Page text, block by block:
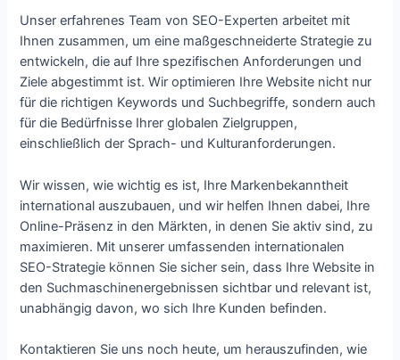
Unser erfahrenes Team von SEO-Experten arbeitet mit
Ihnen zusammen, um eine maßgeschneiderte Strategie zu
entwickeln, die auf Ihre spezifischen Anforderungen und
Ziele abgestimmt ist. Wir optimieren Ihre Website nicht nur
für die richtigen Keywords und Suchbegriffe, sondern auch
für die Bedürfnisse Ihrer globalen Zielgruppen,
einschließlich der Sprach- und Kulturanforderungen.
Wir wissen, wie wichtig es ist, Ihre Markenbekanntheit
international auszubauen, und wir helfen Ihnen dabei, Ihre
Online-Präsenz in den Märkten, in denen Sie aktiv sind, zu
maximieren. Mit unserer umfassenden internationalen
SEO-Strategie können Sie sicher sein, dass Ihre Website in
den Suchmaschinenergebnissen sichtbar und relevant ist,
unabhängig davon, wo sich Ihre Kunden befinden.
Kontaktieren Sie uns noch heute, um herauszufinden, wie